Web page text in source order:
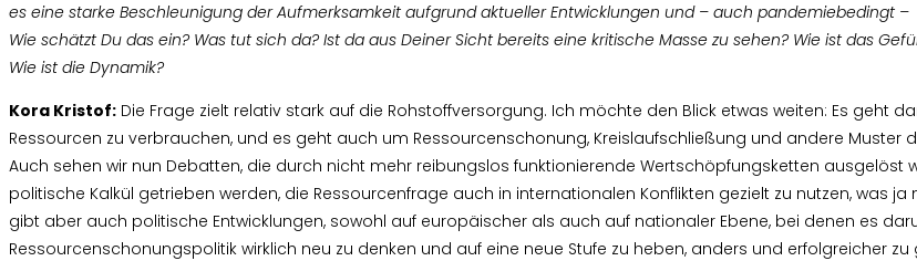
es eine starke Beschleunigung der Aufmerksamkeit aufgrund aktueller Entwicklungen und – auch pandemiebedingt –
Wie schätzt Du das ein? Was tut sich da? Ist da aus Deiner Sicht bereits eine kritische Masse zu sehen? Wie ist das
Wie ist die Dynamik?
Kora Kristof: Die Frage zielt relativ stark auf die Rohstoffversorgung. Ich möchte den Blick etwas weiten: Es geht
Ressourcen zu verbrauchen, und es geht auch um Ressourcenschonung, Kreislaufschließung und andere Muster
Auch sehen wir nun Debatten, die durch nicht mehr reibungslos funktionierende Wertschöpfungsketten ausgelöst
politische Kalkül getrieben werden, die Ressourcenfrage auch in internationalen Konflikten gezielt zu nutzen, was ja
gibt aber auch politische Entwicklungen, sowohl auf europäischer als auch auf nationaler Ebene, bei denen es
Ressourcenschonungspolitik wirklich neu zu denken und auf eine neue Stufe zu heben, anders und erfolgreicher zu